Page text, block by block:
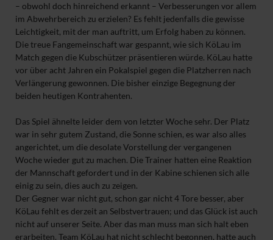
– obwohl doch hinreichend erkannt – Verbesserungen vor allem
im Abwehrbereich zu erzielen? Es fehlt jedenfalls die gewisse
Leichtigkeit, mit der man auftritt, um Erfolg haben zu können.
Die treue Fangemeinschaft war gespannt, wie sich KöLau im
Match gegen die Kubschützer präsentieren würde. KöLau hatte
vor über acht Jahren ein Pokalspiel gegen die Platzherren nach
Verlängerung gewonnen. Die bisher einzige Begegnung der
beiden heutigen Kontrahenten.
Das Spiel ähnelte leider dem von letzter Woche sehr. Der Platz
war in sehr gutem Zustand, die Sonne schien, es war also alles
angerichtet, um die desolate Vorstellung der vergangenen
Woche wieder gut zu machen. Die Trainer hatten eine Reaktion
der Mannschaft gefordert und in der Kabine schienen sich alle
einig zu sein, dies auch zu zeigen.
Der Gegner war nicht gut, schon gar nicht 4 Tore besser, aber
KöLau fehlt es derzeit an Selbstvertrauen; und das Glück ist auch
nicht auf unserer Seite. Aber das man muss man sich halt eben
erarbeiten. Team KöLau hat nicht schlecht begonnen, hatte auch